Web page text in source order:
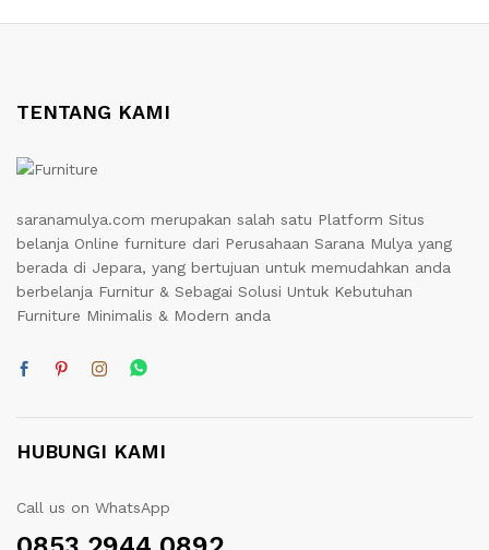
TENTANG KAMI
saranamulya.com merupakan salah satu Platform Situs
belanja Online furniture dari Perusahaan Sarana Mulya yang
berada di Jepara, yang bertujuan untuk memudahkan anda
berbelanja Furnitur & Sebagai Solusi Untuk Kebutuhan
Furniture Minimalis & Modern anda
HUBUNGI KAMI
Call us on WhatsApp